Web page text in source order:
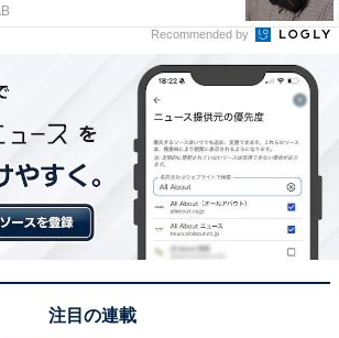
Recommended by
注目の連載